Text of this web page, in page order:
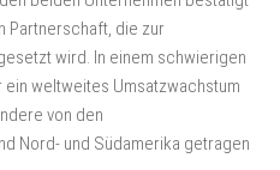
Partnerschaft, die zur
wird. In einem schwierigen
ein weltweites Umsatzwachstum
von den
Nord- und Südamerika getragen